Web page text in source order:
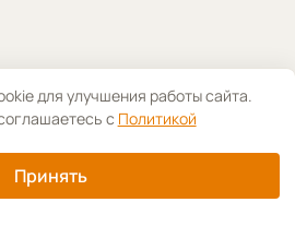
↑
для улучшения работы сайта.
с Политикой
Принять